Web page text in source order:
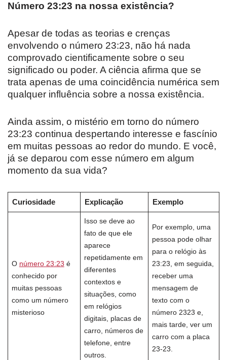
Número 23:23 na nossa existência?
Apesar de todas as teorias e crenças
envolvendo o número 23:23, não há nada
comprovado cientificamente sobre o seu
significado ou poder. A ciência afirma que se
trata apenas de uma coincidência numérica sem
qualquer influência sobre a nossa existência.
Ainda assim, o mistério em torno do número
23:23 continua despertando interesse e fascínio
em muitas pessoas ao redor do mundo. E você,
já se deparou com esse número em algum
momento da sua vida?
Curiosidade Explicação Exemplo
O número 23:23 é
conhecido por
muitas pessoas
como um número
misterioso
Isso se deve ao
fato de que ele
aparece
repetidamente em
diferentes
contextos e
situações, como
em relógios
digitais, placas de
carro, números de
telefone, entre
outros.
Por exemplo, uma
pessoa pode olhar
para o relógio às
23:23, em seguida,
receber uma
mensagem de
texto com o
número 2323 e,
mais tarde, ver um
carro com a placa
23-23.